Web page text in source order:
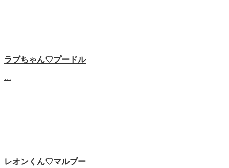
ラブちゃん♡プードル
レオンくん♡マルプー